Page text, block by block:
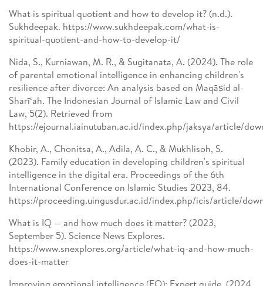
What is spiritual quotient and how to develop it? (n.d.).
Sukhdeepak. https://www.sukhdeepak.com/what-is-
spiritual-quotient-and-how-to-develop-it/
Nida, S., Kurniawan, M. R., & Sugitanata, A. (2024). The role
of parental emotional intelligence in enhancing children's
resilience after divorce: An analysis based on Maqāṣid al-
Sharī‘ah. The Indonesian Journal of Islamic Law and Civil
Law, 5(2). Retrieved from
https://ejournal.iainutuban.ac.id/index.php/jaksya/article/
Khobir, A., Chonitsa, A., Adila, A. C., & Mukhlisoh, S.
(2023). Family education in developing children's spiritual
intelligence in the digital era. Proceedings of the 6th
International Conference on Islamic Studies 2023, 84.
https://proceeding.uingusdur.ac.id/index.php/icis/article/
What is IQ — and how much does it matter? (2023,
September 5). Science News Explores.
https://www.snexplores.org/article/what-iq-and-how-much-
does-it-matter